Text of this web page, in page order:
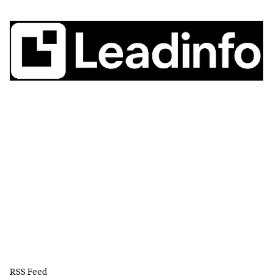
RSS Feed